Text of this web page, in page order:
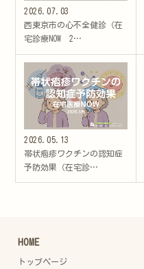
2026.07.03
西東京市の心不全健診（在
宅診療NOW 2…
2026.05.13
帯状疱疹ワクチンの認知症
予防効果（在宅診…
HOME
トップページ